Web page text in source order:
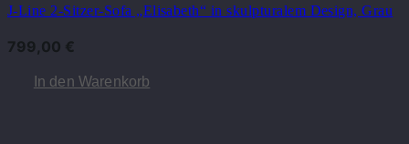
J-Line 2-Sitzer-Sofa „Elisabeth“ in skulpturalem Design, Grau
799,00 €
In den Warenkorb